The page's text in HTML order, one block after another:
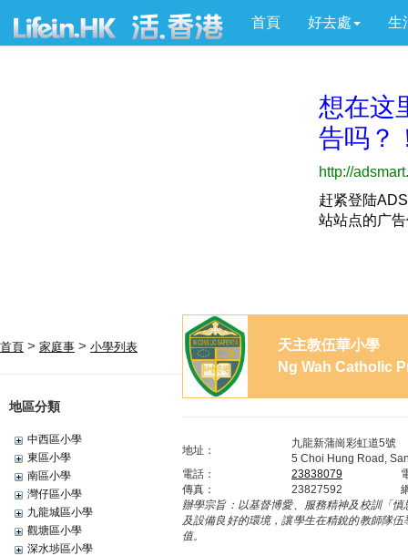
首頁 好去處 生
首頁 > 家庭事 > 小學列表
地區分類
中西區小學
東區小學
南區小學
灣仔區小學
九龍城區小學
觀塘區小學
深水埗區小學
天主教伍華小學
Ng Wah Catholic
地址：
九龍新蒲崗彩虹道5號
5 Choi Hung Road,
電話：
23838079
傳真：
23827592
辦學宗旨： 以基督博愛、服務精神及校訓「
及設備良好的環境，讓學生在精銳的教師隊
值。